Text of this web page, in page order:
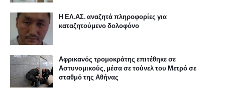
Η ΕΛ.ΑΣ. αναζητά πληροφορίες για
καταζητούμενο δολοφόνο
Αφρικανός τρομοκράτης επιτέθηκε σε
Αστυνομικούς, μέσα σε τούνελ του Μετρό σε
σταθμό της Αθήνας